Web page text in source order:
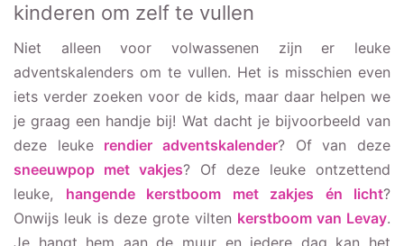
kinderen om zelf te vullen
Niet alleen voor volwassenen zijn er leuke
adventskalenders om te vullen. Het is misschien even
iets verder zoeken voor de kids, maar daar helpen we
je graag een handje bij! Wat dacht je bijvoorbeeld van
deze leuke rendier adventskalender? Of van deze
sneeuwpop met vakjes? Of deze leuke ontzettend
leuke, hangende kerstboom met zakjes én licht?
Onwijs leuk is deze grote vilten kerstboom van Levay.